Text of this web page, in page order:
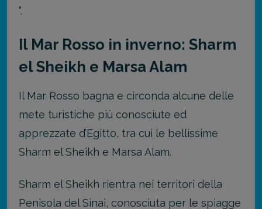
”.
Il Mar Rosso in inverno: Sharm
el Sheikh e Marsa Alam
Il Mar Rosso bagna e circonda alcune delle
mete turistiche più conosciute ed
apprezzate d’Egitto, tra cui le bellissime
Sharm el Sheikh e Marsa Alam.
Sharm el Sheikh rientra nei territori della
Penisola del Sinai, conosciuta per le spiagge